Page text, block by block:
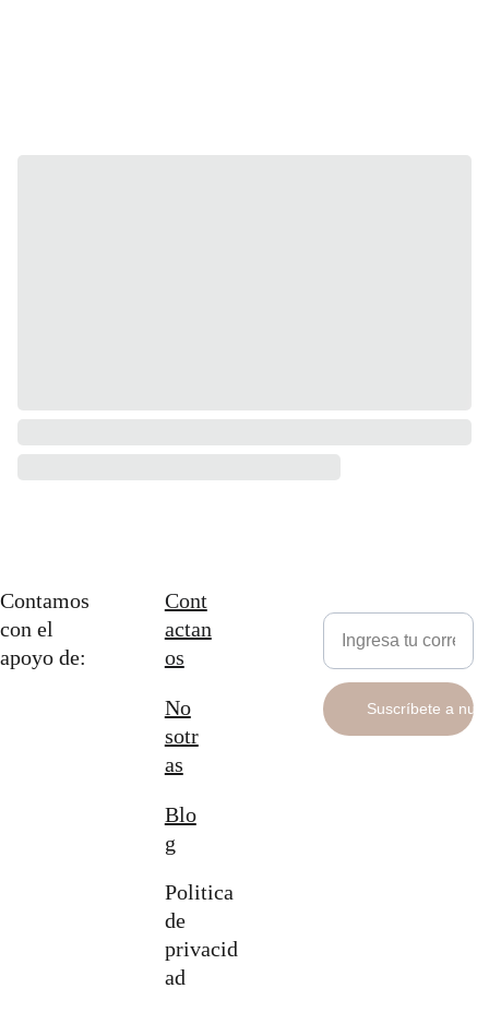
Cont
actan
os
Suscríbete a
Contamos
con el
apoyo de:
No
sotr
as
Blo
g
Politica
de
privacid
ad